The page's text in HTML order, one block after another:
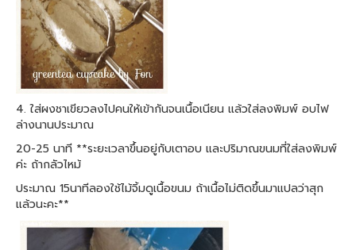
4. ใส่ผงชาเขียวลงไปคนให้เข้ากันจนเนื้อเนียน แล้วใส่ลงพิมพ์ อบไฟ
ล่างนานประมาณ
20-25 นาที **ระยะเวลาขึ้นอยู่กับเตาอบ และปริมาณขนมที่ใส่ลงพิมพ์
ค่ะ ถ้ากลัวไหม้
ประมาณ 15นาทีลองใช้ไม้จิ้มดูเนื้อขนม ถ้าเนื้อไม่ติดขึ้นมาแปลว่าสุก
แล้วนะคะ**